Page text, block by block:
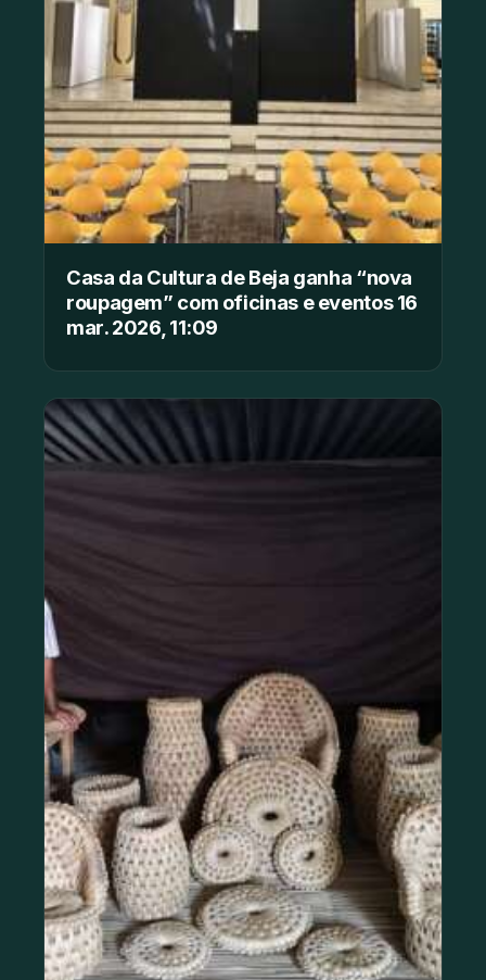
Casa da Cultura de Beja ganha “nova
roupagem” com oficinas e eventos 16
mar. 2026, 11:09